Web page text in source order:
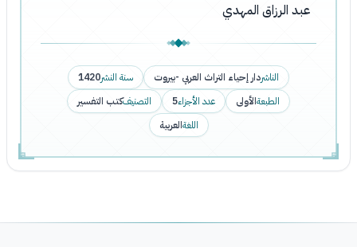
عبد الرزاق المهدي
الناشردار إحياء التراث العربي -بيروت سنة النشر1420
الطبعةالأولى عدد الأجزاء5 التصنيفكتب التفسير
اللغةالعربية